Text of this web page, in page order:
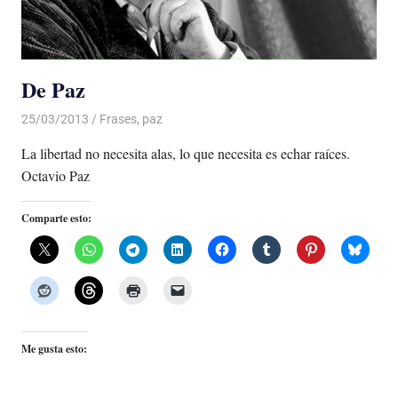
De Paz
25/03/2013 Luis Castellanos
Frases, paz
La libertad no necesita alas, lo que necesita es echar raíces.
Octavio Paz
Comparte esto:
Me gusta esto: